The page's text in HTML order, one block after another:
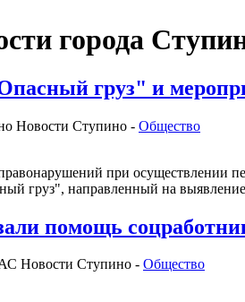
города
груз" и
Новости Ступино - Общество
при осуществлении
груз", направленный на
помощь
Новости Ступино - Общество